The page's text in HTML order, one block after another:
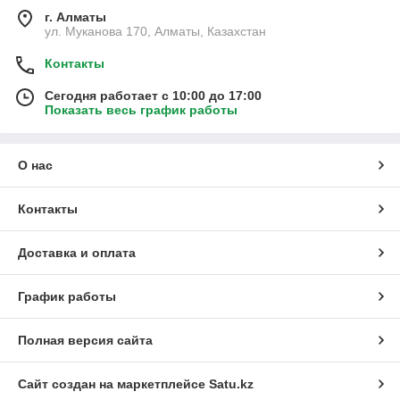
г. Алматы
ул. Муканова 170, Алматы, Казахстан
Контакты
Сегодня работает с 10:00 до 17:00
Показать весь график работы
О нас
Контакты
Доставка и оплата
График работы
Полная версия сайта
Сайт создан на маркетплейсе Satu.kz